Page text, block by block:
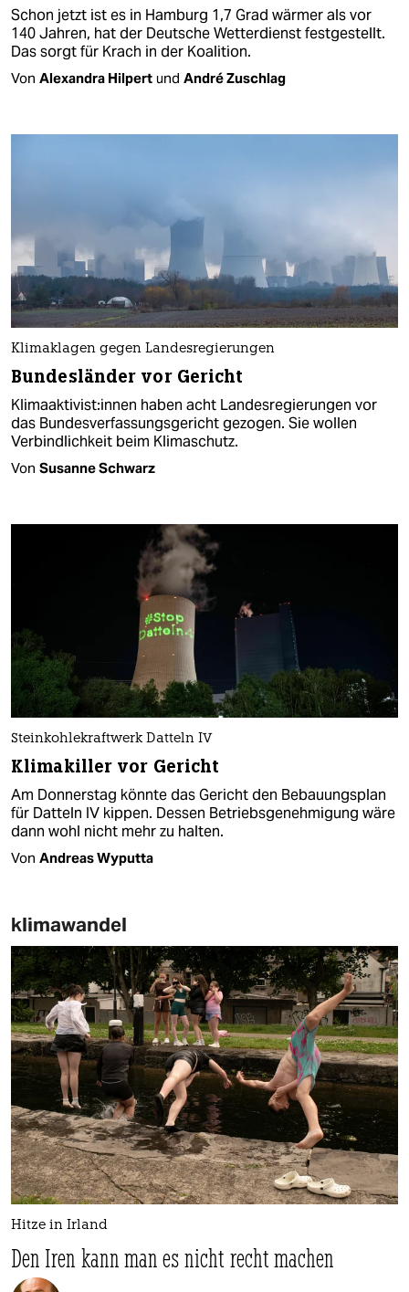
Schon jetzt ist es in Hamburg 1,7 Grad wärmer als vor
140 Jahren, hat der Deutsche Wetterdienst festgestellt.
Das sorgt für Krach in der Koalition.
Von Alexandra Hilpert und André Zuschlag
Klimaklagen gegen Landesregierungen
Bundesländer vor Gericht
Kli­ma­ak­ti­vis­t:in­nen haben acht Landesregierungen vor
das Bundesverfassungsgericht gezogen. Sie wollen
Verbindlichkeit beim Klimaschutz.
Von Susanne Schwarz
Steinkohlekraftwerk Datteln IV
Klimakiller vor Gericht
Am Donnerstag könnte das Gericht den Bebauungsplan
für Datteln IV kippen. Dessen Betriebsgenehmigung wäre
dann wohl nicht mehr zu halten.
Von Andreas Wyputta
klimawandel
Hitze in Irland
Den Iren kann man es nicht recht machen